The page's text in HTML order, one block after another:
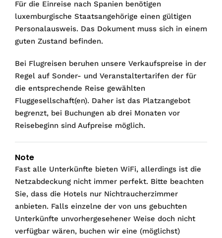
Für die Einreise nach Spanien benötigen
luxemburgische Staatsangehörige einen gültigen
Personalausweis. Das Dokument muss sich in einem
guten Zustand befinden.
Bei Flugreisen beruhen unsere Verkaufspreise in der
Regel auf Sonder- und Veranstaltertarifen der für
die entsprechende Reise gewählten
Fluggesellschaft(en). Daher ist das Platzangebot
begrenzt, bei Buchungen ab drei Monaten vor
Reisebeginn sind Aufpreise möglich.
Note
Fast alle Unterkünfte bieten WiFi, allerdings ist die
Netzabdeckung nicht immer perfekt. Bitte beachten
Sie, dass die Hotels nur Nichtraucherzimmer
anbieten. Falls einzelne der von uns gebuchten
Unterkünfte unvorhergesehener Weise doch nicht
verfügbar wären, buchen wir eine (möglichst)